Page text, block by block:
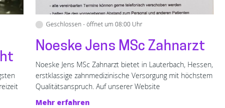
Geschlossen - öffnet um 08:00 Uhr
Noeske Jens MSc Zahnarzt
Noeske Jens MSc Zahnarzt bietet in Lauterbach, Hessen,
erstklassige zahnmedizinische Versorgung mit höchstem
Qualitätsanspruch. Auf unserer Website
Mehr erfahren